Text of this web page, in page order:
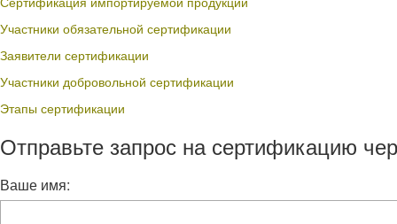
Участники обязательной сертификации
Заявители сертификации
Участники добровольной сертификации
Этапы сертификации
Отправьте запрос на сертификацию
Ваше имя: